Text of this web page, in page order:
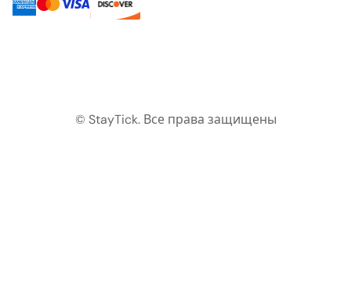
© StayTick. Все права защищены